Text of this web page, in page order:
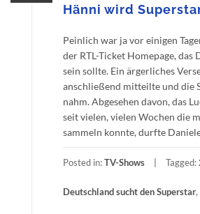
Hänni wird
Peinlich war ja vor einigen
der RTL-Ticket Homepage, das
sein sollte. Ein ärgerliches
anschließend mitteilte und die
nahm. Abgesehen davon, das
seit vielen, vielen Wochen die
sammeln konnte, durfte
Posted in:TV-Shows Tagged:
Deutschland sucht den Superstar,